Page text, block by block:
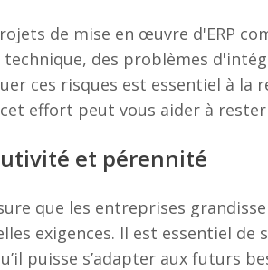
de mise en œuvre d'ERP
des problèmes
ces risques est essentiel à la
effort peut vous aider à
et pérennité
que les entreprises
exigences. Il est essentiel de
puisse s’adapter aux futurs